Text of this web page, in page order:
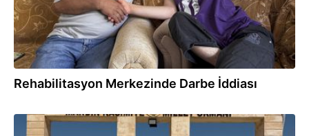
Rehabilitasyon Merkezinde Darbe İddiası
12.07.2026